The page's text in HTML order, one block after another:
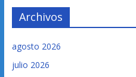
Archivos
agosto 2026
julio 2026